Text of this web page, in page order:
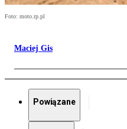
Foto: moto.rp.pl
Maciej Gis
Powiązane